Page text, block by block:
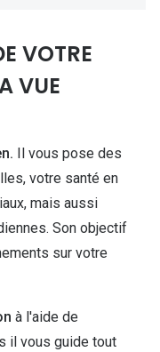
VOTRE
VUE
Il vous pose des
votre santé en
mais aussi
Son objectif
sur votre
à l'aide de
il vous guide tout